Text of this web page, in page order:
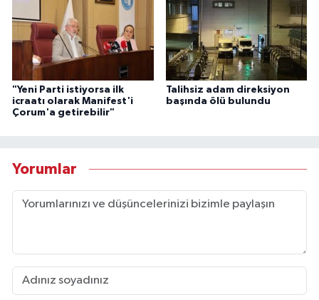
"Yeni Parti istiyorsa ilk
icraatı olarak Manifest'i
Çorum'a getirebilir"
Talihsiz adam direksiyon
başında ölü bulundu
Yorumlar